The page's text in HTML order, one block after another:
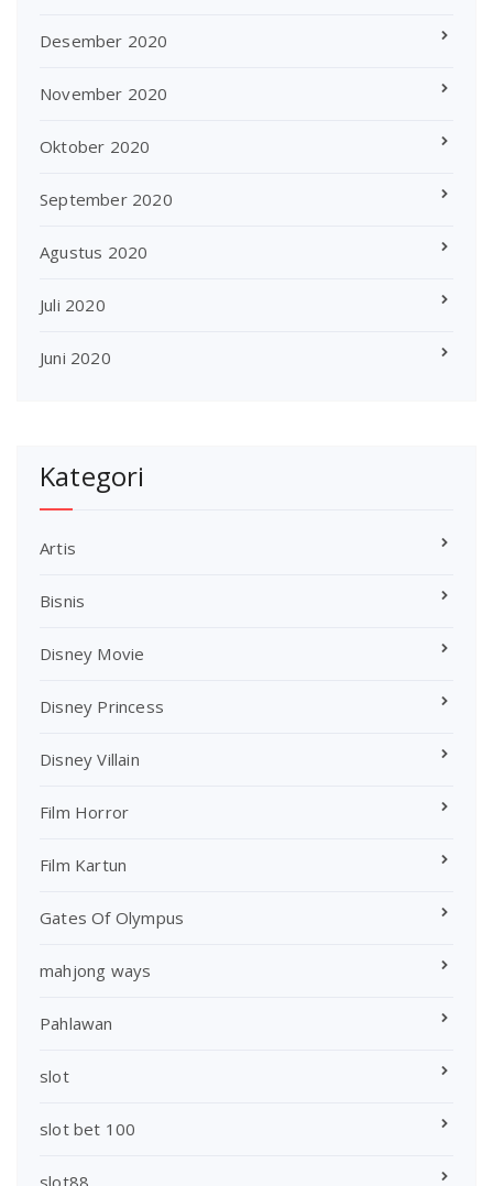
Desember 2020
November 2020
Oktober 2020
September 2020
Agustus 2020
Juli 2020
Juni 2020
Kategori
Artis
Bisnis
Disney Movie
Disney Princess
Disney Villain
Film Horror
Film Kartun
Gates Of Olympus
mahjong ways
Pahlawan
slot
slot bet 100
slot88